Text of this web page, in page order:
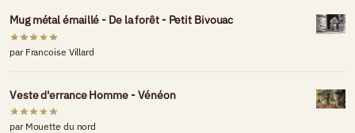
Mug métal émaillé - De la forêt - Petit Bivouac
par Francoise Villard
Veste d'errance Homme - Vénéon
par Mouette du nord